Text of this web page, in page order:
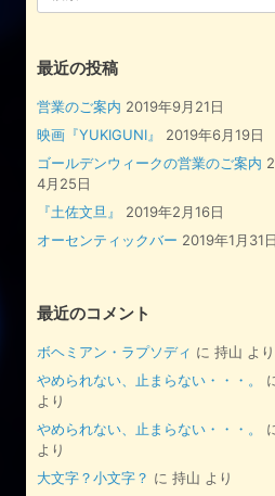
最近の投稿
営業のご案内 2019年9月21日
映画『YUKIGUNI』
2019年6月19日
ゴールデンウィークの営業のご案内
4月25日
『土佐文旦』
2019年2月16日
オーセンティックバー 2019年1月31日
最近のコメント
ボヘミアン・ラプソディ に持山 より
やめられない、止まらない・・・。
より
やめられない、止まらない・・・。
より
大文字？小文字？ に持山 より